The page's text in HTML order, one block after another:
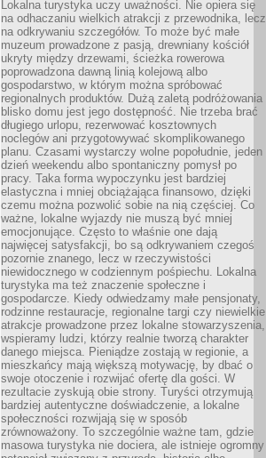
Lokalna turystyka uczy uważności. Nie opiera się
na odhaczaniu wielkich atrakcji z przewodnika, lecz
na odkrywaniu szczegółów. To może być małe
muzeum prowadzone z pasją, drewniany kościół
ukryty między drzewami, ścieżka rowerowa
poprowadzona dawną linią kolejową albo
gospodarstwo, w którym można spróbować
regionalnych produktów. Dużą zaletą podróżowania
blisko domu jest jego dostępność. Nie trzeba brać
długiego urlopu, rezerwować kosztownych
noclegów ani przygotowywać skomplikowanego
planu. Czasami wystarczy wolne popołudnie, jeden
dzień weekendu albo spontaniczny pomysł po
pracy. Taka forma wypoczynku jest bardziej
elastyczna i mniej obciążająca finansowo, dzięki
czemu można pozwolić sobie na nią częściej. Co
ważne, lokalne wyjazdy nie muszą być mniej
emocjonujące. Często to właśnie one dają
najwięcej satysfakcji, bo są odkrywaniem czegoś
pozornie znanego, lecz w rzeczywistości
niewidocznego w codziennym pośpiechu. Lokalna
turystyka ma też znaczenie społeczne i
gospodarcze. Kiedy odwiedzamy małe pensjonaty,
rodzinne restauracje, regionalne targi czy niewielkie
atrakcje prowadzone przez lokalne stowarzyszenia,
wspieramy ludzi, którzy realnie tworzą charakter
danego miejsca. Pieniądze zostają w regionie, a
mieszkańcy mają większą motywację, by dbać o
swoje otoczenie i rozwijać ofertę dla gości. W
rezultacie zyskują obie strony. Turyści otrzymują
bardziej autentyczne doświadczenie, a lokalne
społeczności rozwijają się w sposób
zrównoważony. To szczególnie ważne tam, gdzie
masowa turystyka nie dociera, ale istnieje ogromny